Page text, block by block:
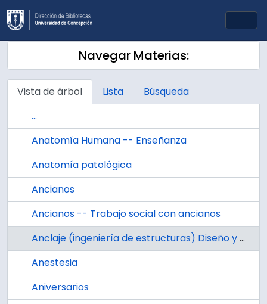
Skip to main content
Navegar Materias:
Vista de árbol Lista
Búsqueda
...
Anatomía Humana -- Enseñanza
Anatomía patológica
Ancianos
Ancianos -- Trabajo social con ancianos
Anclaje (ingeniería de estructuras) Diseño y construcción
Anestesia
Aniversarios